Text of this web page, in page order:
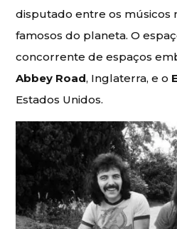
disputado entre os músicos
famosos do planeta. O
concorrente de espaços
Abbey Road, Inglaterra, e o
Estados Unidos.